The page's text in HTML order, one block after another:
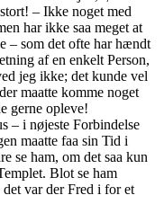
– Ikke noget med
har ikke saa meget at
– som det ofte har hændt
af en enkelt Person,
jeg ikke; det kunde vel
maatte komme noget
gerne opleve!
– i nøjeste Forbindelse
maatte faa sin Tid i
se ham, om det saa kun
Blot se ham
var der Fred i for et